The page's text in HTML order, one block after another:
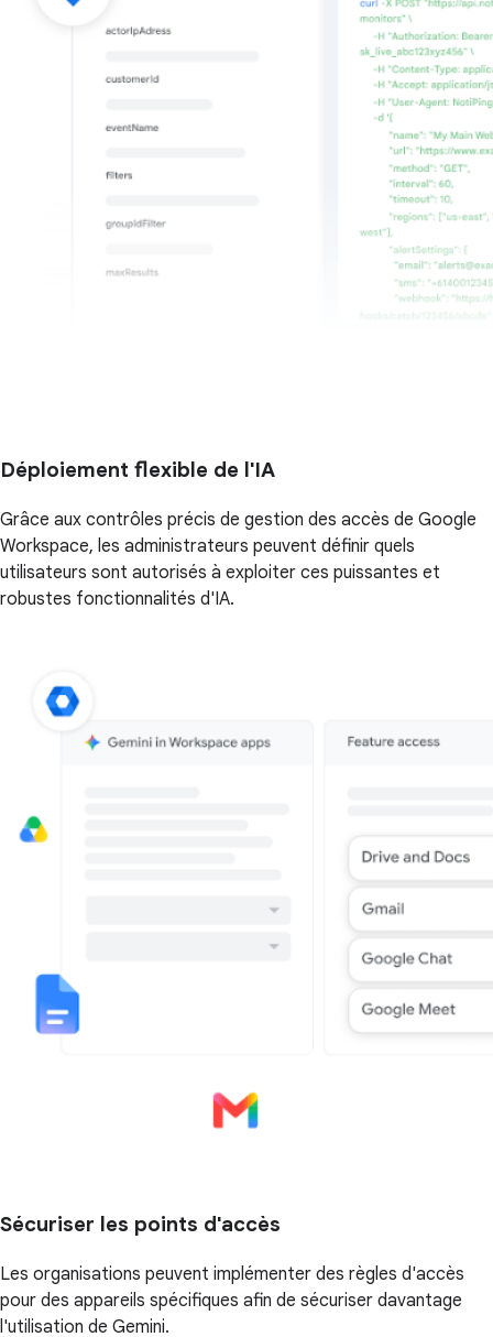
Déploiement flexible de l'IA
Grâce aux contrôles précis de gestion des accès de Google
Workspace, les administrateurs peuvent définir quels
utilisateurs sont autorisés à exploiter ces puissantes et
robustes fonctionnalités d'IA.
Sécuriser les points d'accès
Les organisations peuvent implémenter des règles d'accès
pour des appareils spécifiques afin de sécuriser davantage
l'utilisation de Gemini.